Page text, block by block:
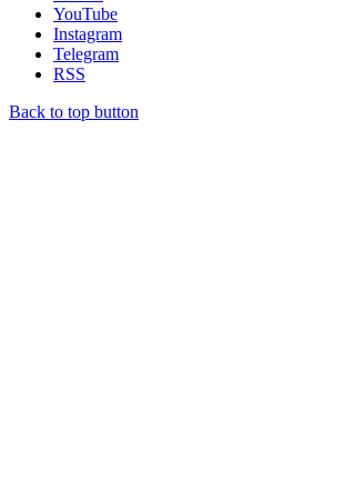
YouTube
Instagram
Telegram
RSS
Back to top button